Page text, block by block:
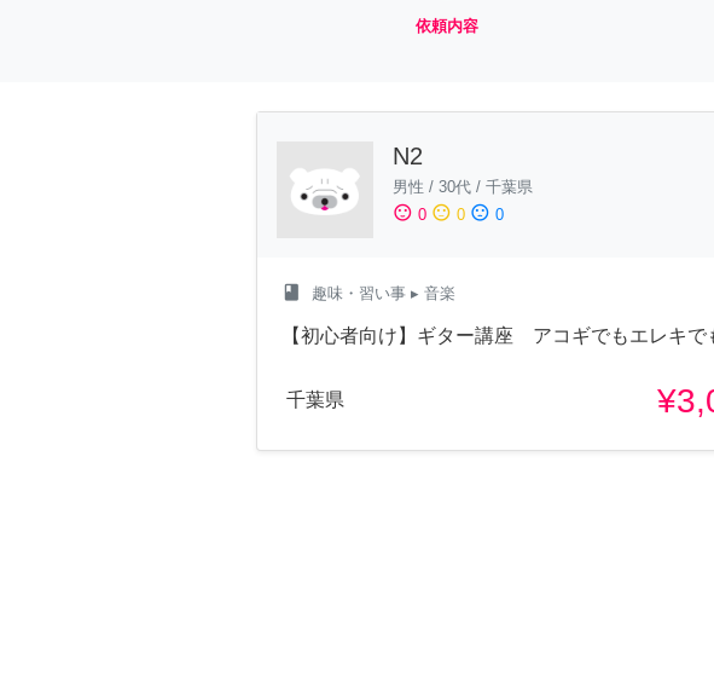
依頼内容
N2
男性 / 30代 / 千葉県
sentiment_satisfied 0 sentiment_neutral 0 sentiment_dissatisfied 0
class 趣味・習い事 ▸ 音楽
【初心者向け】ギター講座 アコギでもエレキで
千葉県